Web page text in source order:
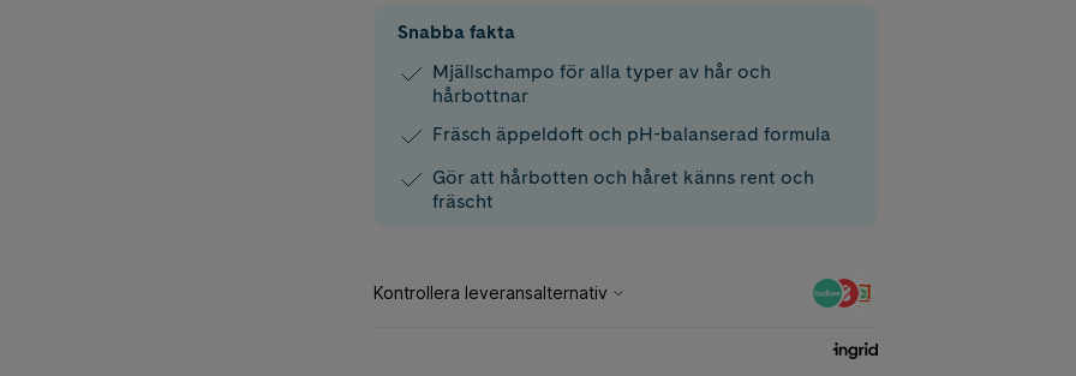
Snabba fakta
Mjällschampo för alla typer av hår och
hårbottnar
Fräsch äppeldoft och pH-balanserad formula
Gör att hårbotten och håret känns rent och
fräscht